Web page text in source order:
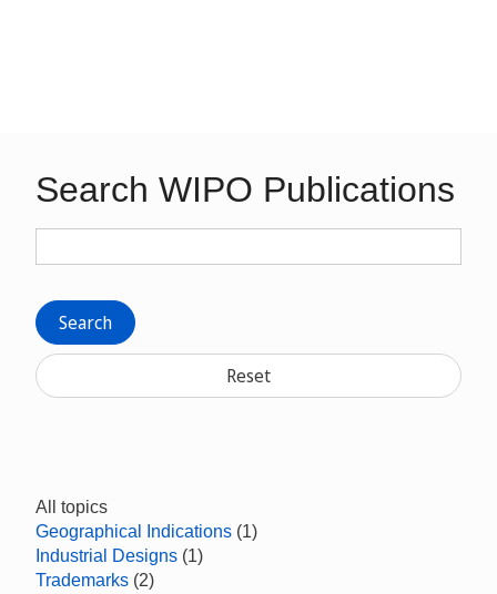
Search WIPO Publications
Search
Reset
All topics
Geographical Indications (1)
Industrial Designs (1)
Trademarks (2)